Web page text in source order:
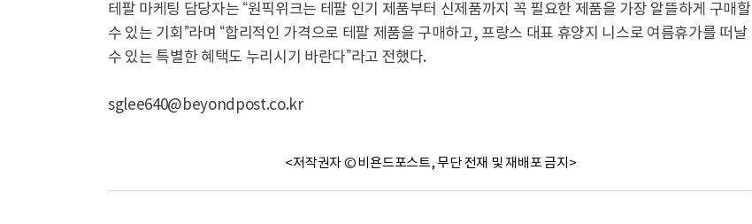
테팔 마케팅 담당자는 “원픽위크는 테팔 인기 제품부터 신제품까지 꼭 필요한 제품을 가장 알뜰하게 구매할
수 있는 기회”라며 “합리적인 가격으로 테팔 제품을 구매하고, 프랑스 대표 휴양지 니스로 여름휴가를 떠날
수 있는 특별한 혜택도 누리시기 바란다”라고 전했다.
sglee640@beyondpost.co.kr
<저작권자 © 비욘드포스트, 무단 전재 및 재배포 금지>